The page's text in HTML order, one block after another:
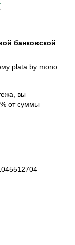
банковской
plata by mono.
вы
от суммы